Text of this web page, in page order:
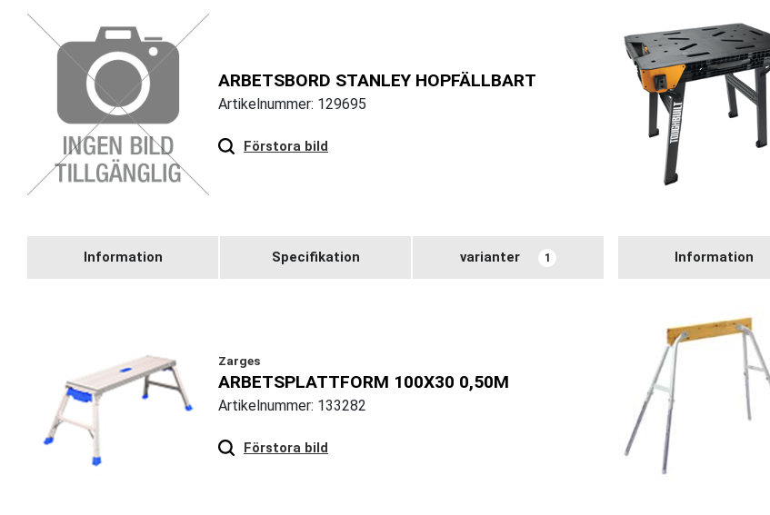
ARBETSBORD STANLEY HOPFÄLLBART
Artikelnummer: 129695
Förstora bild
Information Specifikation varianter 1 Information
Zarges
ARBETSPLATTFORM 100X30 0,50M
Artikelnummer: 133282
Förstora bild